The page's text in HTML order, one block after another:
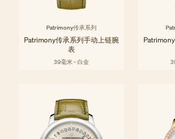
Patrimony传承系列
Patrimony传承系列手动上链腕
表
39毫米 - 白金